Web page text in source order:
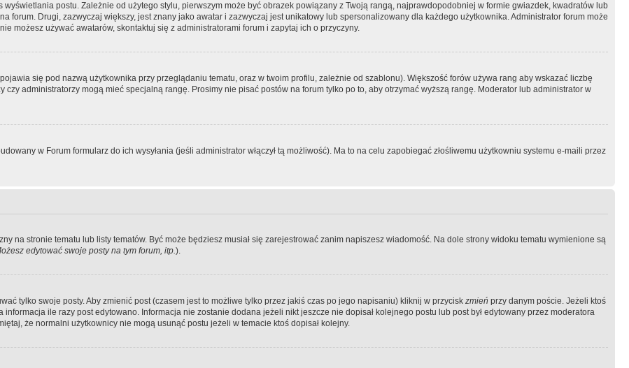
postu. Zależnie od użytego stylu, pierwszym może być obrazek powiązany z Twoją rangą, najprawdopodobniej w formie gwiazdek, kwadratów lub
forum. Drugi, zazwyczaj większy, jest znany jako awatar i zazwyczaj jest unikatowy lub spersonalizowany dla każdego użytkownika. Administrator forum może
możesz używać awatarów, skontaktuj się z administratorami forum i zapytaj ich o przyczyny.
się pod nazwą użytkownika przy przeglądaniu tematu, oraz w twoim profilu, zależnie od szablonu). Większość forów używa rang aby wskazać liczbę
czy administratorzy mogą mieć specjalną rangę. Prosimy nie pisać postów na forum tylko po to, aby otrzymać wyższą rangę. Moderator lub administrator w
w Forum formularz do ich wysyłania (jeśli administrator włączył tą możliwość). Ma to na celu zapobiegać złośliwemu użytkowniu systemu e-maili przez
na stronie tematu lub listy tematów. Być może będziesz musiał się zarejestrować zanim napiszesz wiadomość. Na dole strony widoku tematu wymienione są
edytować swoje posty na tym forum, itp.).
tylko swoje posty. Aby zmienić post (czasem jest to możliwe tylko przez jakiś czas po jego napisaniu) kliknij w przycisk zmień przy danym poście. Jeżeli ktoś
ile razy post edytowano. Informacja nie zostanie dodana jeżeli nikt jeszcze nie dopisał kolejnego postu lub post był edytowany przez moderatora
że normalni użytkownicy nie mogą usunąć postu jeżeli w temacie ktoś dopisał kolejny.